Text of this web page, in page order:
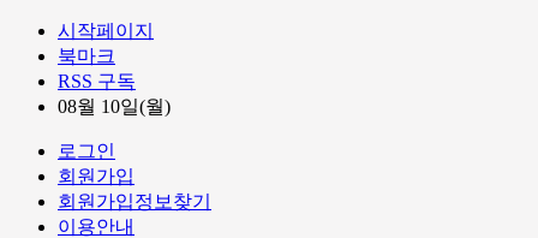
시작페이지
북마크
RSS 구독
08월 10일(월)
로그인
회원가입
회원가입정보찾기
이용안내